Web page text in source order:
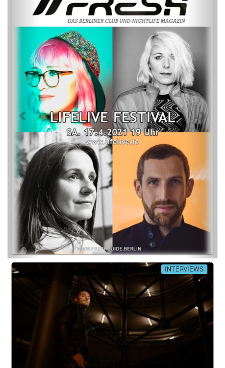
Sacha Harland
Let Me Be (Act Like Adutls)
Mehr Musik Reviews
INTERVIEWS